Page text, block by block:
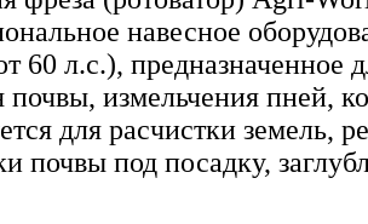
навесное
60 л.с.), предназначенное
почвы, измельчения пней,
для расчистки земель,
почвы под посадку,